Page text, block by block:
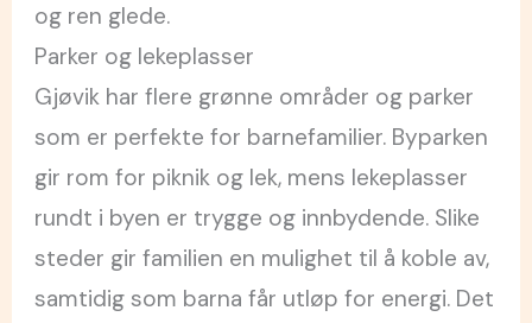
og ren glede.
Parker og lekeplasser
Gjøvik har flere grønne områder og parker
som er perfekte for barnefamilier. Byparken
gir rom for piknik og lek, mens lekeplasser
rundt i byen er trygge og innbydende. Slike
steder gir familien en mulighet til å koble av,
samtidig som barna får utløp for energi. Det